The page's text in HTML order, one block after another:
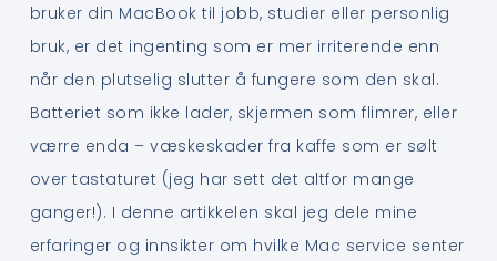
bruker din MacBook til jobb, studier eller personlig
bruk, er det ingenting som er mer irriterende enn
når den plutselig slutter å fungere som den skal.
Batteriet som ikke lader, skjermen som flimrer, eller
værre enda – væskeskader fra kaffe som er sølt
over tastaturet (jeg har sett det altfor mange
ganger!). I denne artikkelen skal jeg dele mine
erfaringer og innsikter om hvilke Mac service senter